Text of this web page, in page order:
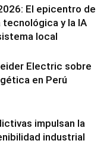
El epicentro de
y la IA
local
Electric sobre
en Perú
impulsan la
industrial